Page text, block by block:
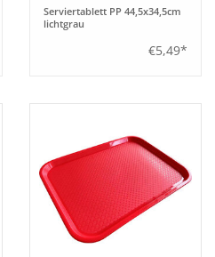
Serviertablett PP 44,5x34,5cm
lichtgrau
€5,49*